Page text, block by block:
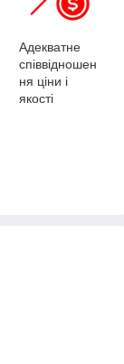
Адекватне
співвідношен
ня ціни і
якості